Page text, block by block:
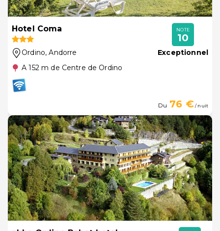
Hotel Coma
Ordino, Andorre
A 152 m de Centre de Ordino
NOTE
10
Exceptionnel
Du 76 €/ nuit